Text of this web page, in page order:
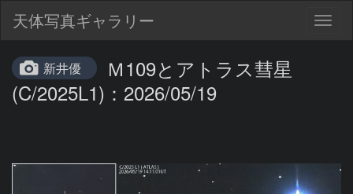
天体写真ギャラリー
新井優
Ｍ109とアトラス彗星
(C/2025L1)：2026/05/19